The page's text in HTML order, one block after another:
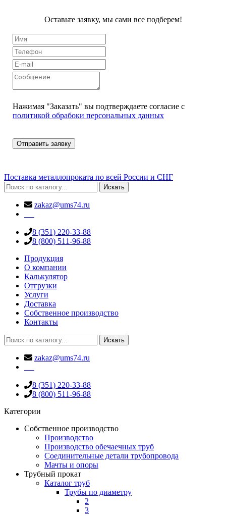
Оставьте заявку, мы сами все подберем!
Нажимая "Заказать" вы подтверждаете согласие с
политикой обрабоки персональных данных
Поставка металлопроката по всей России и СНГ
Искать
zakaz@ums74.ru
8 (351) 220-33-88
8 (800) 511-96-88
Продукция
О компании
Калькулятор
Отгрузки
Услуги
Доставка
Собственное производство
Контакты
Искать
zakaz@ums74.ru
8 (351) 220-33-88
8 (800) 511-96-88
Категории
Собственное производство
Производство
Производство обечаечных труб
Соединительные детали трубопровода
Мачты и опоры
Трубный прокат
Каталог труб
Трубы по диаметру
2
3